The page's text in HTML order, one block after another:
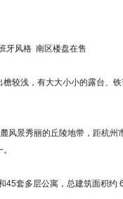
牙风格 南区楼盘在售
浅，有大大小小的露台、铁
景秀丽的丘陵地带，距杭州
套多层公寓，总建筑面积约